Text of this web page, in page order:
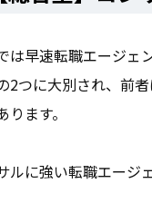
は早速転職エージェ
2つに大別され、前
ります。
ルに強い転職エージ